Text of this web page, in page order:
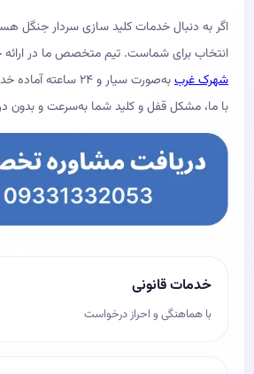
اگر به دنبال خدمات کلید سازی سردار جنگل
انتخاب برای شماست. تیم متخصص ما در
شهرک غرب
به‌صورت سیار و ۲۴
با ما، مشکل قفل و کلید شما به‌سرعت و
خدمات قانونی
با هماهنگی و احراز درخواست